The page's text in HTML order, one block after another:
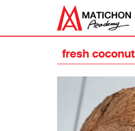
fresh